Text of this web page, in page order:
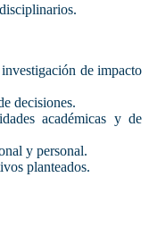
de impacto
decisiones.
académicas y de
y personal.
planteados.